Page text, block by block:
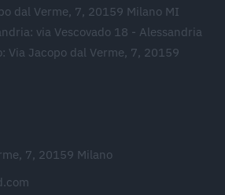
dal Verme, 7, 20159 Milano MI
via Vescovado 18 - Alessandria
Via Jacopo dal Verme, 7, 20159
7, 20159 Milano